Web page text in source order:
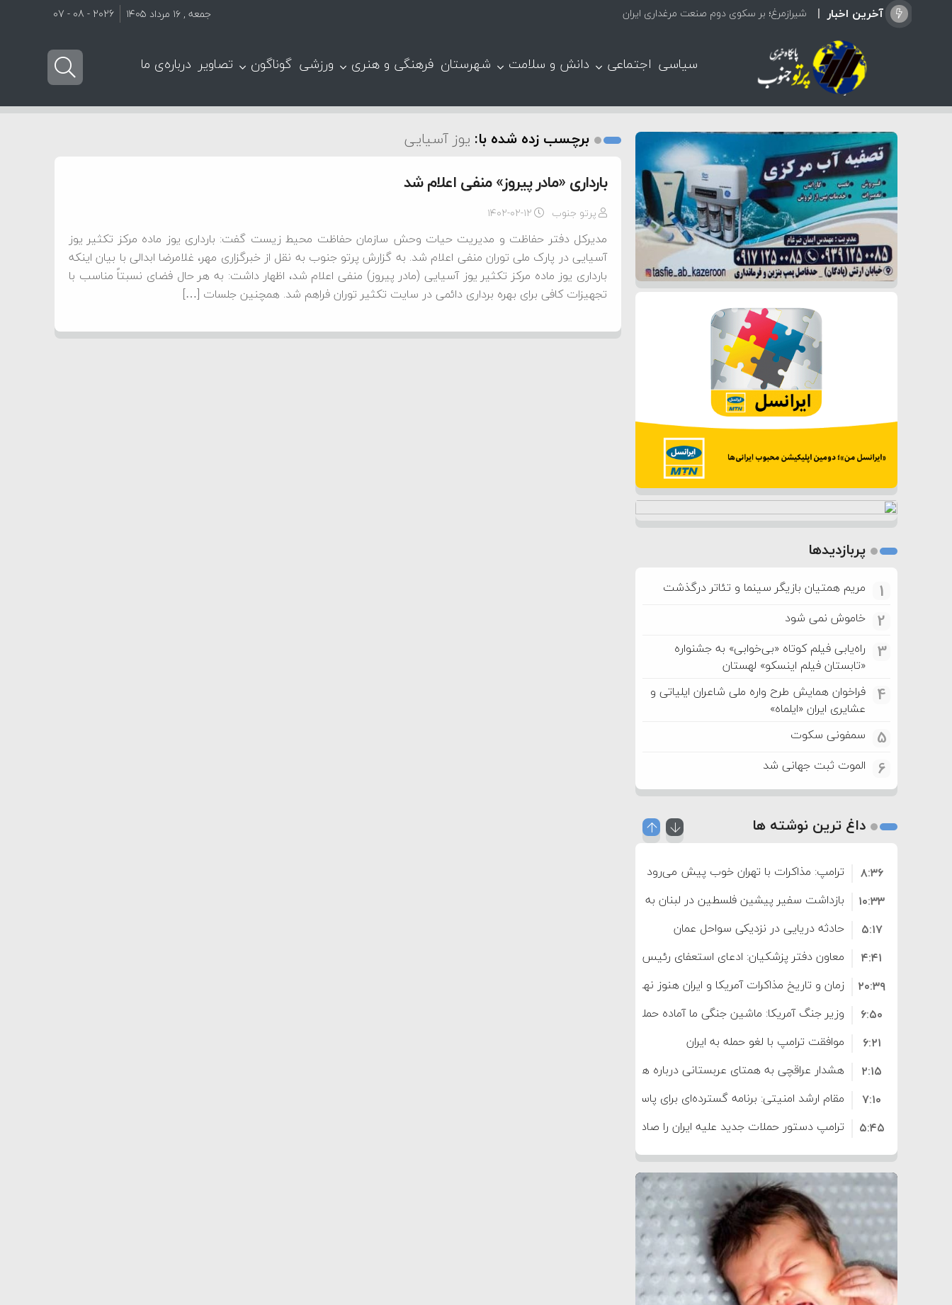
آخرین اخبار شیرازمرغ؛ بر سکوی دوم صنعت مرغداری ایران جمعه , ۱۶ مرداد ۱۴۰۵ 2026 - 08 - 07
سیاسی اجتماعی دانش و سلامت شهرستان فرهنگی و هنری ورزشی گوناگون تصاویر درباره‌ی ما
برچسب زده شده با: یوز آسیایی
بارداری «مادر پیروز» منفی اعلام شد
پرتو جنوب ۱۴۰۲-۰۲-۱۲
مدیرکل دفتر حفاظت و مدیریت حیات وحش سازمان حفاظت محیط زیست گفت: بارداری یوز ماده مرکز تکثیر یوز
آسیایی در پارک ملی توران منفی اعلام شد. به گزارش پرتو جنوب به نقل از خبرگزاری مهر، غلامرضا ابدالی با بیان اینکه
بارداری یوز ماده مرکز تکثیر یوز آسیایی (مادر پیروز) منفی اعلام شد، اظهار داشت: به هر حال فضای نسبتاً مناسب با
تجهیزات کافی برای بهره برداری دائمی در سایت تکثیر توران فراهم شد. همچنین جلسات […]
پربازدیدها
1 مریم همتیان بازیگر سینما و تئاتر درگذشت
2 خاموش نمی شود
3
راه‌یابی فیلم کوتاه «بی‌خوابی» به جشنواره
«تابستان فیلم اینسکو» لهستان
4
فراخوان همایش طرح واره ملی شاعران ایلیاتی و
عشایری ایران «ایلماه»
5 سمفونی سکوت
6 الموت ثبت جهانی شد
داغ ترین نوشته ها
ترامپ: مذاکرات با تهران خوب پیش می‌رود
۸:۳۶
بازداشت سفیر پیشین فلسطین در لبنان به اتهام فساد و اختلاس اموال
۱۰:۳۳
حادثه دریایی در نزدیکی سواحل عمان
۵:۱۷
معاون دفتر پزشکیان: ادعای استعفای رئیس‌جمهور واهی و کذب محض
است
۴:۴۱
زمان و تاریخ مذاکرات آمریکا و ایران هنوز نهایی نشده است
۲۰:۳۹
وزیر جنگ آمریکا: ماشین جنگی ما آماده حمله نظامی علیه ایران است
۶:۵۰
موافقت ترامپ با لغو حمله به ایران
۶:۲۱
هشدار عراقچی به همتای عربستانی درباره همراهی با آمریکا
۲:۱۵
مقام ارشد امنیتی: برنامه گسترده‌ای برای پاسخ به دیوانگی آمریکا داریم
۷:۱۰
ترامپ دستور حملات جدید علیه ایران را صادر کرد
۵:۴۵
سپاه: دو نفتکش متخلف مورد اصابت قرار گرفته و متوقف شدند
۱۲:۵۹
ترامپ مدعی توافق تاریخی برای خلع سلاح کامل حماس شد
۸:۵۷
اعتراض عراقچی به همتای بلغارستانی به دلیل کمک به آمریکا در حملات به
ایران
۱۶:۱۹
کشورهایی که به متجاوزان کمک می کنند پاسخ سختی خواهند گرفت
۱۰:۱۵
سنتکام پایان تجاوز جدید به ایران را اعلام کرد
۶:۰۵